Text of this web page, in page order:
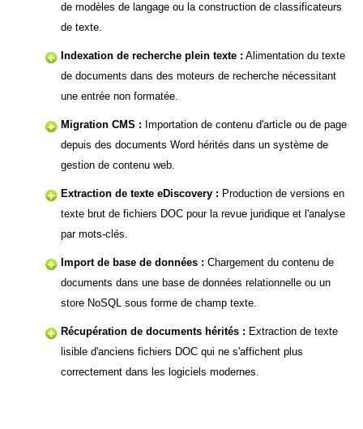
de modèles de langage ou la construction de classificateurs
de texte.
Indexation de recherche plein texte : Alimentation du texte
de documents dans des moteurs de recherche nécessitant
une entrée non formatée.
Migration CMS : Importation de contenu d'article ou de page
depuis des documents Word hérités dans un système de
gestion de contenu web.
Extraction de texte eDiscovery : Production de versions en
texte brut de fichiers DOC pour la revue juridique et l'analyse
par mots-clés.
Import de base de données : Chargement du contenu de
documents dans une base de données relationnelle ou un
store NoSQL sous forme de champ texte.
Récupération de documents hérités : Extraction de texte
lisible d'anciens fichiers DOC qui ne s'affichent plus
correctement dans les logiciels modernes.